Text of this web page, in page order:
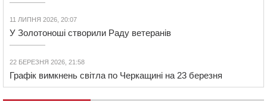
11 ЛИПНЯ 2026, 20:07
У Золотоноші створили Раду ветеранів
22 БЕРЕЗНЯ 2026, 21:58
Графік вимкнень світла по Черкащині на 23 березня